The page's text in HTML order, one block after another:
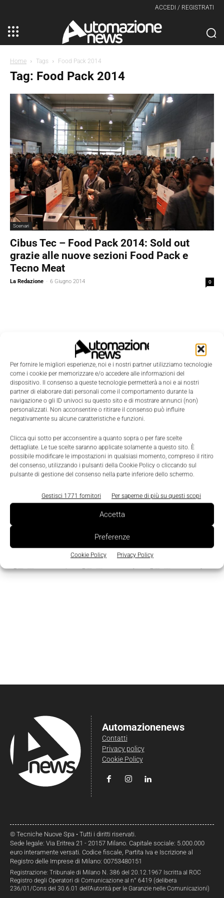
Per fornire le migliori esperienze, noi e i nostri partner utilizziamo tecnologie
come i cookie per memorizzare e/o accedere alle informazioni del
dispositivo. Il consenso a queste tecnologie permetterà a noi e ai nostri
partner di elaborare dati personali come il comportamento durante la
navigazione o gli ID univoci su questo sito e di mostrare annunci (non)
personalizzati. Non acconsentire o ritirare il consenso può influire
negativamente su alcune caratteristiche e funzioni.
Clicca qui sotto per acconsentire a quanto sopra o per fare scelte
dettagliate. Le tue scelte saranno applicate solamente a questo sito. È
possibile modificare le impostazioni in qualsiasi momento, compreso il ritiro
del consenso, utilizzando i pulsanti della Cookie Policy o cliccando sul
pulsante di gestione del consenso nella parte inferiore dello schermo.
Gestisci 1771 fornitori Per saperne di più su questi scopi
Accetta
Preferenze
Cookie Policy Privacy Policy
ACCEDI / REGISTRATI
Home Tags Food Pack 2014
Tag: Food Pack 2014
Scenari
Cibus Tec – Food Pack 2014: Sold out
grazie alle nuove sezioni Food Pack e
Tecno Meat
La Redazione - 6 Giugno 2014 0
Edicola
Automazionenews
Contatti
Privacy policy
Cookie Policy
© Tecniche Nuove Spa • Tutti i diritti riservati.
Sede legale: Via Eritrea 21 - 20157 Milano. Capitale sociale: 5.000.000
euro interamente versati. Codice fiscale, Partita Iva e Iscrizione al
Registro delle Imprese di Milano: 00753480151
Registrazione: Tribunale di Milano N. 386 del 20.12.1967 Iscritta al ROC
Registro degli Operatori di Comunicazione al n° 6419 (delibera
236/01/Cons del 30.6.01 dell’Autorità per le Garanzie nelle Comunicazioni)